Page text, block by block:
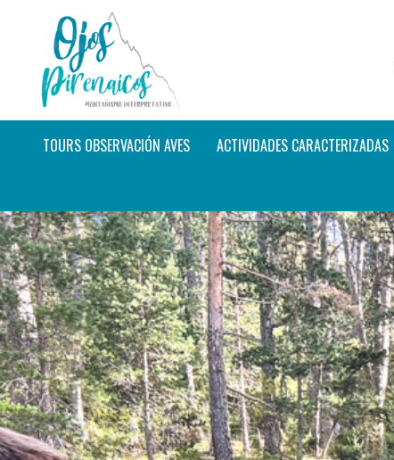
TOURS OBSERVACIÓN AVES ACTIVIDADES CARACTERIZADAS